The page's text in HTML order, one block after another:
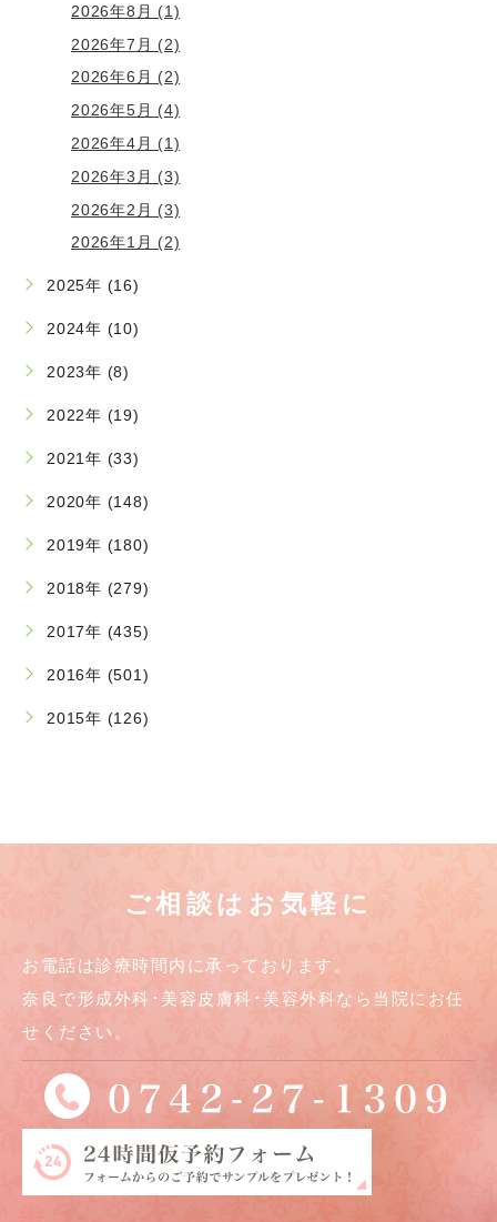
2026年8月 (1)
2026年7月 (2)
2026年6月 (2)
2026年5月 (4)
2026年4月 (1)
2026年3月 (3)
2026年2月 (3)
2026年1月 (2)
2025年 (16)
2024年 (10)
2023年 (8)
2022年 (19)
2021年 (33)
2020年 (148)
2019年 (180)
2018年 (279)
2017年 (435)
2016年 (501)
2015年 (126)
ご相談はお気軽に
お電話は診療時間内に承っております。
奈良で形成外科･美容皮膚科･美容外科なら当院にお任
せください。